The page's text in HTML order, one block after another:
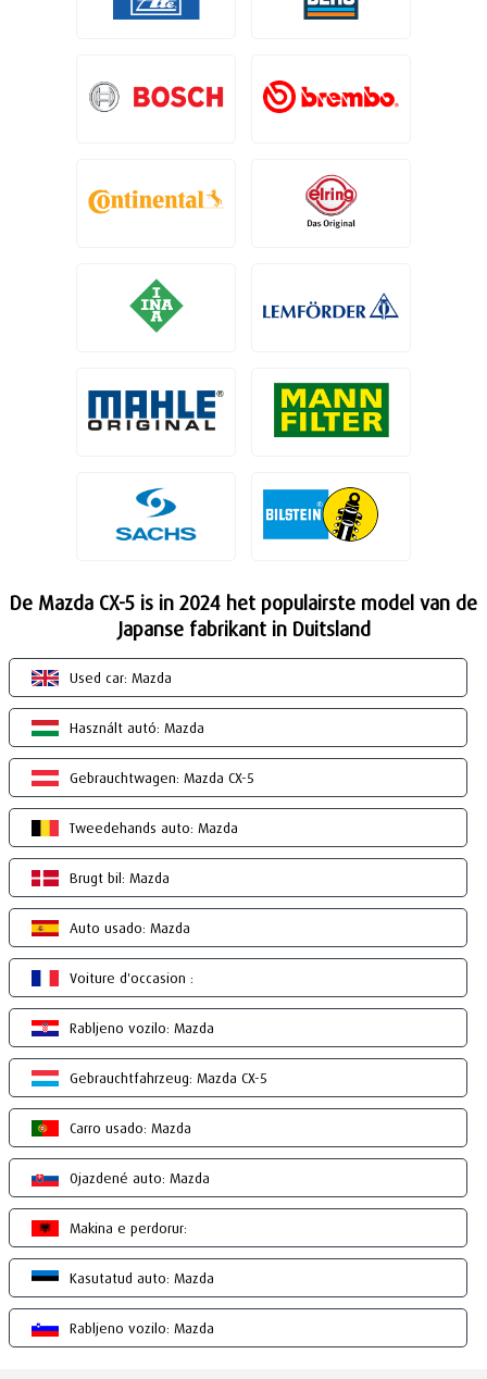
De Mazda CX-5 is in 2024 het populairste model van de
Japanse fabrikant in Duitsland
Used car: Mazda
Használt autó: Mazda
Gebrauchtwagen: Mazda CX-5
Tweedehands auto: Mazda
Brugt bil: Mazda
Auto usado: Mazda
Voiture d'occasion :
Rabljeno vozilo: Mazda
Gebrauchtfahrzeug: Mazda CX-5
Carro usado: Mazda
Ojazdené auto: Mazda
Makina e perdorur:
Kasutatud auto: Mazda
Rabljeno vozilo: Mazda